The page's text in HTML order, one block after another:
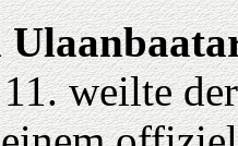
weilte